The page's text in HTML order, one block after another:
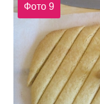
Фото 9